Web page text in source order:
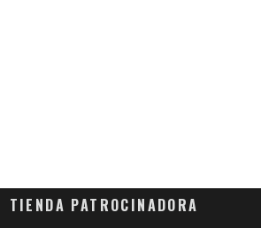
TIENDA PATROCINADORA